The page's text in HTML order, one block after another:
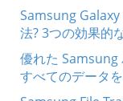
Samsung
法? 3つの効果的
優れた Samsung
すべてのデータ